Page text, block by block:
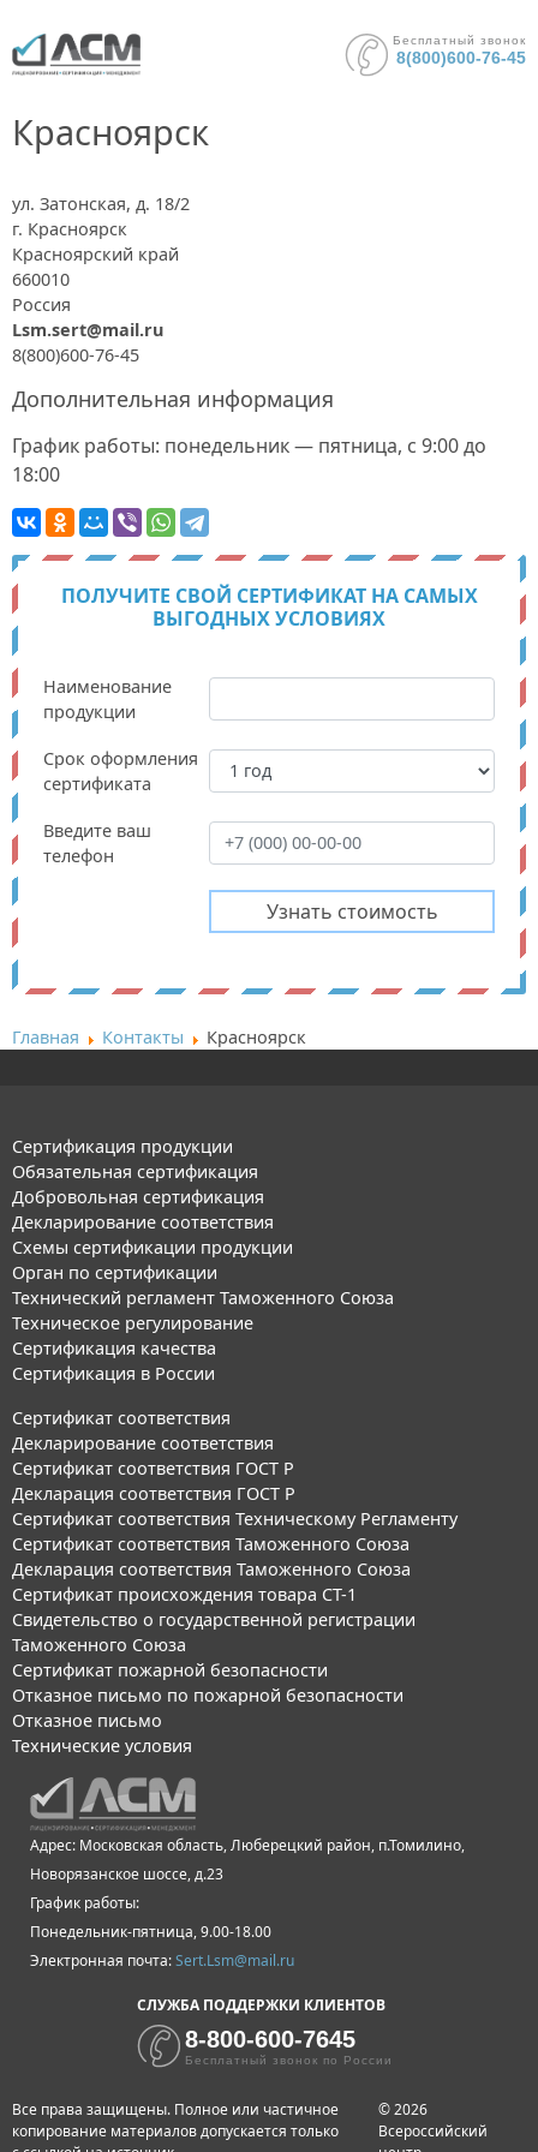
Бесплатный звонок
8(800)600-76-45
Красноярск
ул. Затонская, д. 18/2
г. Красноярск
Красноярский край
660010
Россия
Lsm.sert@mail.ru
8(800)600-76-45
Дополнительная информация
График работы: понедельник — пятница, с 9:00 до
18:00
ПОЛУЧИТЕ СВОЙ СЕРТИФИКАТ НА САМЫХ
ВЫГОДНЫХ УСЛОВИЯХ
Наименование
продукции
Срок оформления
сертификата
Введите ваш
телефон
Главная Контакты Красноярск
Сертификация продукции
Обязательная сертификация
Добровольная сертификация
Декларирование соответствия
Схемы сертификации продукции
Орган по сертификации
Технический регламент Таможенного Союза
Техническое регулирование
Сертификация качества
Сертификация в России
Сертификат соответствия
Декларирование соответствия
Сертификат соответствия ГОСТ Р
Декларация соответствия ГОСТ Р
Сертификат соответствия Техническому Регламенту
Сертификат соответствия Таможенного Союза
Декларация соответствия Таможенного Союза
Сертификат происхождения товара СТ-1
Свидетельство о государственной регистрации
Таможенного Союза
Сертификат пожарной безопасности
Отказное письмо по пожарной безопасности
Отказное письмо
Технические условия
Адрес: Московская область, Люберецкий район, п.Томилино,
Новорязанское шоссе, д.23
График работы:
Понедельник-пятница, 9.00-18.00
Электронная почта:Sert.Lsm@mail.ru
СЛУЖБА ПОДДЕРЖКИ КЛИЕНТОВ
8-800-600-7645
Бесплатный звонок по России
Все права защищены. Полное или частичное
копирование материалов допускается только
© 2026
Всероссийский